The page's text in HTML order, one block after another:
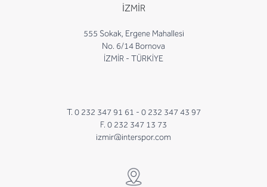
İZMİR
555 Sokak, Ergene Mahallesi
No. 6/14 Bornova
İZMİR - TÜRKİYE
T. 0 232 347 91 61 - 0 232 347 43 97
F. 0 232 347 13 73
izmir@interspor.com